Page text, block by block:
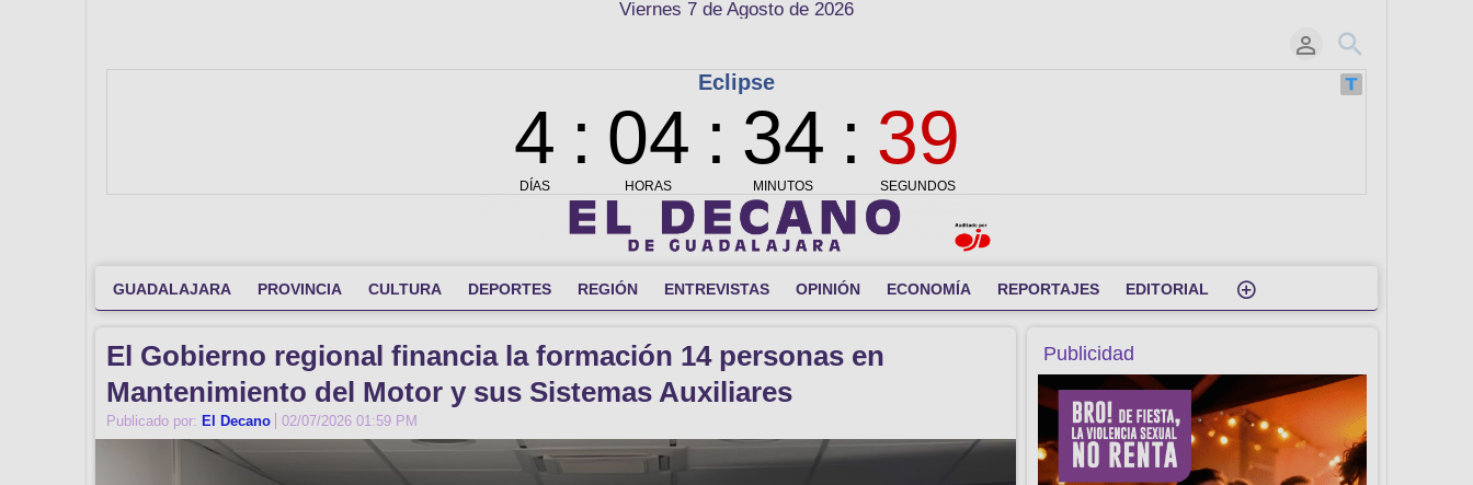
Viernes 7 de Agosto de 2026
GUADALAJARA PROVINCIA CULTURA DEPORTES REGIÓN ENTREVISTAS OPINIÓN ECONOMÍA REPORTAJES EDITORIAL
El Gobierno regional financia la formación 14 personas en
Mantenimiento del Motor y sus Sistemas Auxiliares
Publicado por: El Decano 02/07/2026 01:59 PM
Publicidad